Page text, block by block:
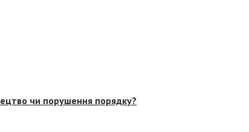
чи порушення порядку?